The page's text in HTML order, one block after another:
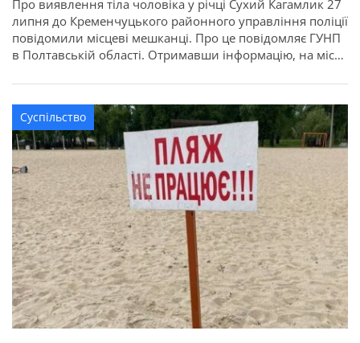
Про виявлення тіла чоловіка у річці Сухий Кагамлик 27
липня до Кременчуцького районного управління поліції
повідомили місцеві мешканці. Про це повідомляє ГУНП
в Полтавській області. Отримавши інформацію, на місце
райуправління поліції. Поліцейські з’ясували, що
загиблим виявився місцевий мешканець, 1983 року
народження. Для встановлення причини смерті
призначено судово-медичну експертизу. Обставини та
[…]
Суспільство